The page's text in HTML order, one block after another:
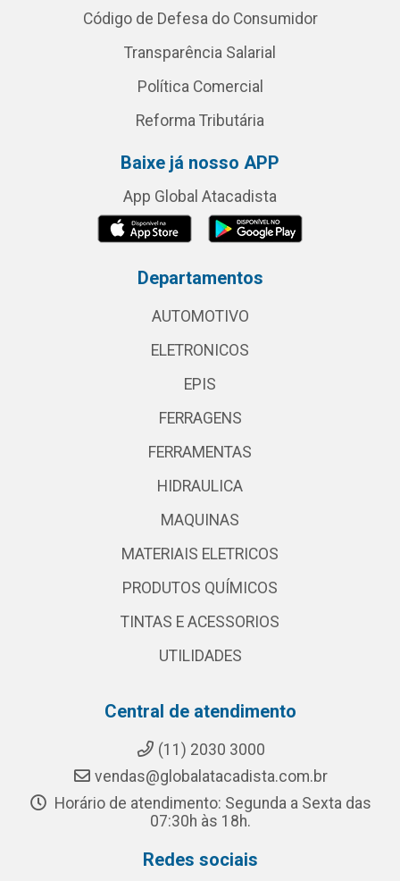
Código de Defesa do Consumidor
Transparência Salarial
Política Comercial
Reforma Tributária
Baixe já nosso APP
App Global Atacadista
Departamentos
AUTOMOTIVO
ELETRONICOS
EPIS
FERRAGENS
FERRAMENTAS
HIDRAULICA
MAQUINAS
MATERIAIS ELETRICOS
PRODUTOS QUÍMICOS
TINTAS E ACESSORIOS
UTILIDADES
Central de atendimento
(11) 2030 3000
vendas@globalatacadista.com.br
Horário de atendimento: Segunda a Sexta das
07:30h às 18h.
Redes sociais